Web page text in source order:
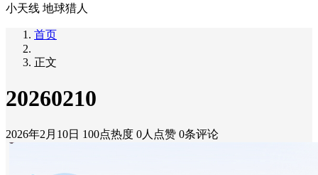
小天线 地球猎人
首页
正文
20260210
2026年2月10日 100点热度 0人点赞 0条评论